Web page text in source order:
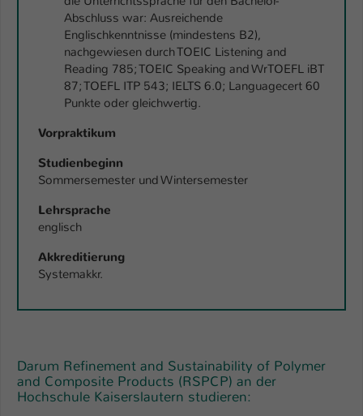
Abschluss war: Ausreichende
Englischkenntnisse (mindestens B2),
nachgewiesen durch TOEIC Listening and
Reading 785; TOEIC Speaking and WrTOEFL iBT
87; TOEFL ITP 543; IELTS 6.0; Languagecert 60
Punkte oder gleichwertig.
Vorpraktikum
Studienbeginn
Sommersemester und Wintersemester
Lehrsprache
englisch
Akkreditierung
Systemakkr.
Darum Refinement and Sustainability of Polymer
and Composite Products (RSPCP) an der
Hochschule Kaiserslautern studieren: